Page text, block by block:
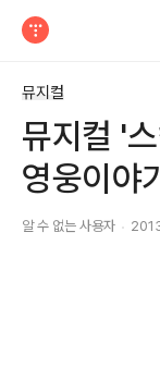
뮤지컬
뮤지컬 '
영웅이야
알 수 없는 사용자